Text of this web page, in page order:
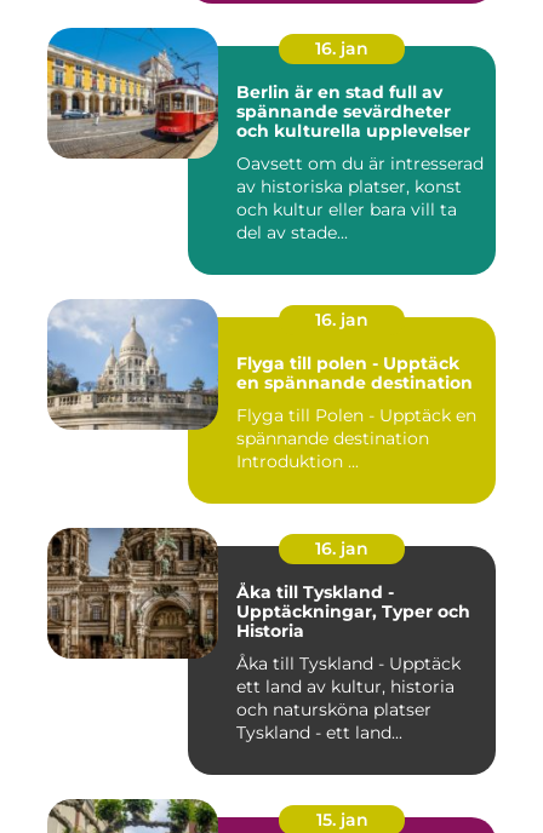
16. jan
Berlin är en stad full av
spännande sevärdheter
och kulturella upplevelser
Oavsett om du är intresserad
av historiska platser, konst
och kultur eller bara vill ta
del av stade...
16. jan
Flyga till polen - Upptäck
en spännande destination
Flyga till Polen - Upptäck en
spännande destination
Introduktion ...
16. jan
Åka till Tyskland -
Upptäckningar, Typer och
Historia
Åka till Tyskland - Upptäck
ett land av kultur, historia
och natursköna platser
Tyskland - ett land...
15. jan